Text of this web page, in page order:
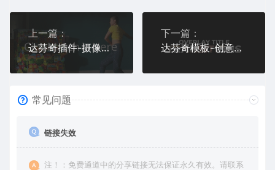
上一篇：
达芬奇插件-摄像机色彩空间匹配调色 CineMatch OFX v1.20c CE Win
下一篇：
达芬奇模板-创意镂空文字标题9组预设 Overlay Title Transitions
常见问题
链接失效
注！：免费通道中的分享链接无法保证永久有效。请联系